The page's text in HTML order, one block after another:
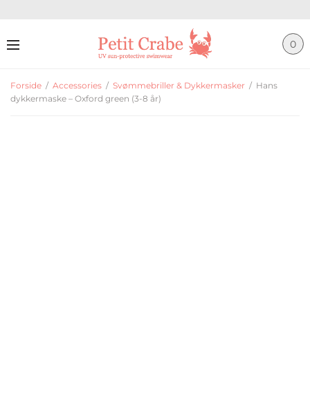
0
Forside / Accessories / Svømmebriller & Dykkermasker / Hans
dykkermaske – Oxford green (3-8 år)